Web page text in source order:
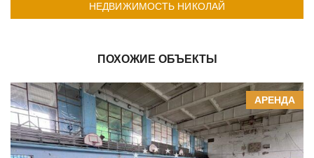
НЕДВИЖИМОСТЬ НИКОЛАЙ
ПОХОЖИЕ ОБЪЕКТЫ
АРЕНДА